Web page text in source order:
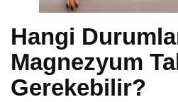
Hangi
Magnezyum
Gerekebilir?